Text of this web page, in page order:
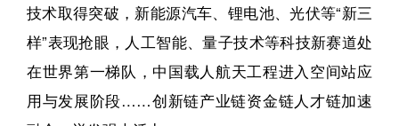
技术取得突破，新能源汽车、锂电池、光伏等“新三
样”表现抢眼，人工智能、量子技术等科技新赛道处
在世界第一梯队，中国载人航天工程进入空间站应
用与发展阶段……创新链产业链资金链人才链加速